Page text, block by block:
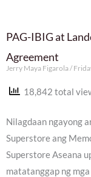
PAG-IBIG at
Agreement
Jerry Maya Figarola
18,842 total
Nilagdaan ngayong
Superstore ang
Superstore Aseana
matatanggap ng